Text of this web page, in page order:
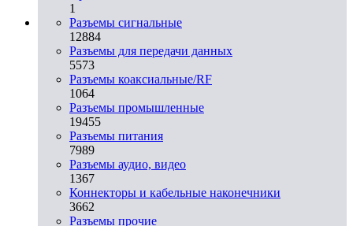
1
Разъeмы сигнальные
12884
Разъeмы для передачи данных
5573
Разъeмы коаксиальные/RF
1064
Разъeмы промышленные
19455
Разъeмы питания
7989
Разъeмы аудио, видео
1367
Коннекторы и кабельные наконечники
3662
Разъeмы прочие